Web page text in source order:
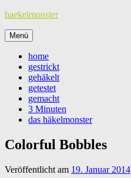
Zum
springen
haekelmonster
Menü
home
gestrickt
gehäkelt
getestet
gemacht
3 Minuten
das häkelmonster
Colorful Bobbles
Veröffentlicht am 19. Januar 2014